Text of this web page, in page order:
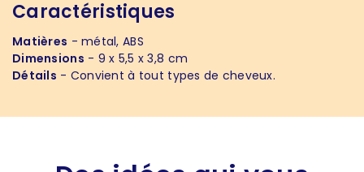
Caractéristiques
Matières - métal, ABS
Dimensions - 9 x 5,5 x 3,8 cm
Détails - Convient à tout types de cheveux.